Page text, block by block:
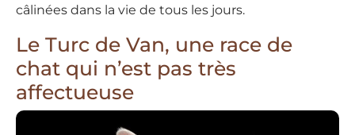
câlinées dans la vie de tous les jours.
Le Turc de Van, une race de
chat qui n’est pas très
affectueuse